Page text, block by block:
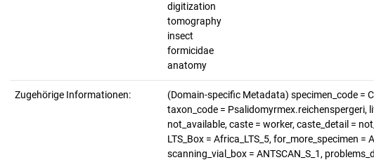
digitization
tomography
insect
formicidae
anatomy
Zugehörige Informationen:
(Domain-specific Metadata) specimen_code =
taxon_code = Psalidomyrmex.reichenspergeri,
not_available, caste = worker, caste_detail =
LTS_Box = Africa_LTS_5, for_more_specimen
scanning_vial_box = ANTSCAN_S_1,